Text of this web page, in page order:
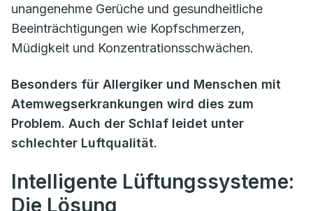
unangenehme Gerüche und gesundheitliche
Beeinträchtigungen wie Kopfschmerzen,
Müdigkeit und Konzentrationsschwächen.
Besonders für Allergiker und Menschen mit
Atemwegserkrankungen wird dies zum
Problem. Auch der Schlaf leidet unter
schlechter Luftqualität.
Intelligente Lüftungssysteme:
Die Lösung